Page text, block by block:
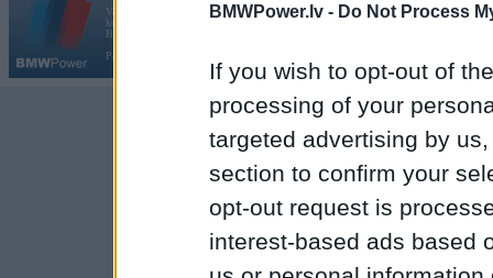
BMWPower.lv - Do Not Process
If you wish to opt-out of
processing of your
targeted advertising by
section to confirm your
opt-out request is
interest-based ads based
Vortāls BMWPower.lv darbojas
kopš 2002. gada 14. maija. Tas nav auto klubs un nav saistīts ar
BMW AG.
Par BMWPower